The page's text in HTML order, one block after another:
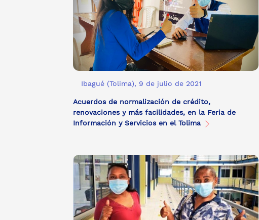
Ibagué (Tolima), 9 de julio de 2021
Acuerdos de normalización de crédito,
renovaciones y más facilidades, en la Feria de
Información y Servicios en el Tolima